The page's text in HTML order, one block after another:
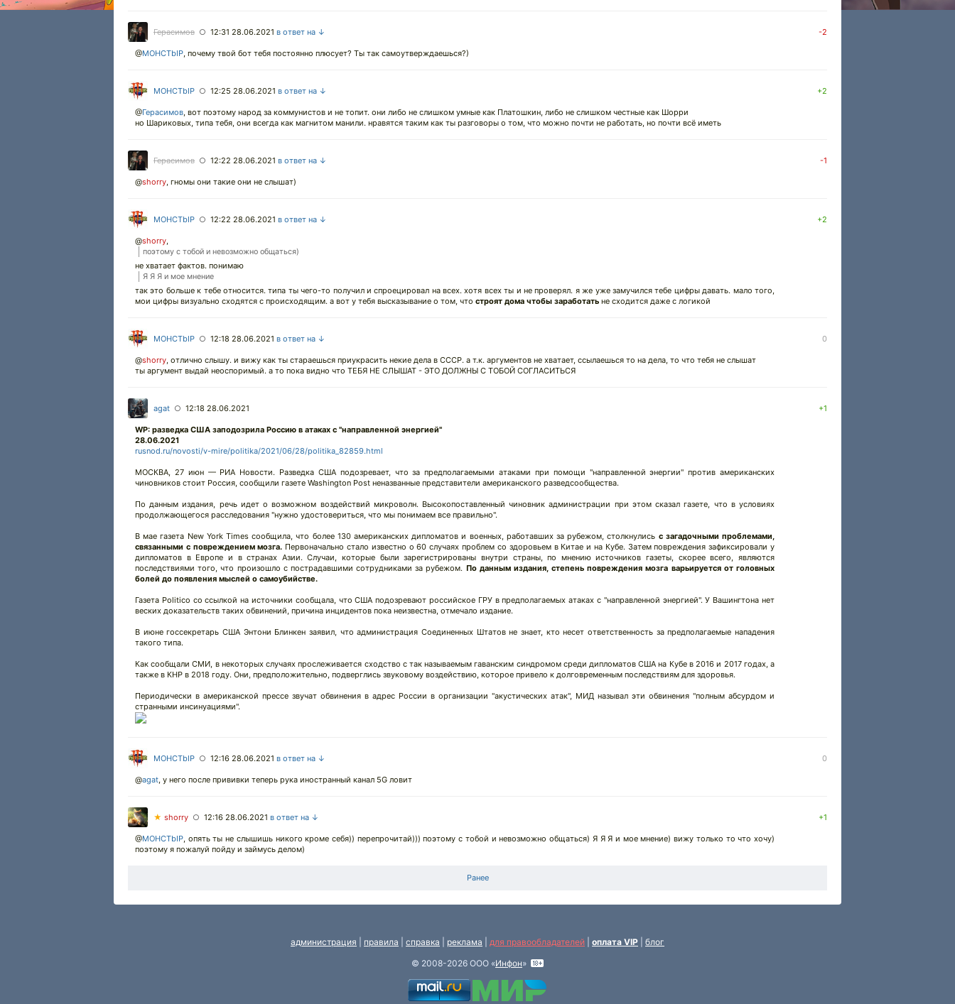
Герасимов ○ 12:31 28.06.2021 в ответ на ↓ -2
@MOHCTbIP, почему твой бот тебя постоянно плюсует? Ты так самоутверждаешься?)
MOHCTbIP ○ 12:25 28.06.2021 в ответ на ↓ +2
@Герасимов, вот поэтому народ за коммунистов и не топит. они либо не слишком умные как Платошкин, либо не слишком честные как Шорри
но Шариковых, типа тебя, они всегда как магнитом манили. нравятся таким как ты разговоры о том, что можно почти не работать, но почти всё иметь
Герасимов ○ 12:22 28.06.2021 в ответ на ↓ -1
@shorry, гномы они такие они не слышат)
MOHCTbIP ○ 12:22 28.06.2021 в ответ на ↓ +2
@shorry,
поэтому с тобой и невозможно общаться)
не хватает фактов. понимаю
Я Я Я и мое мнение
так это больше к тебе относится. типа ты чего-то получил и спроецировал на всех. хотя всех ты и не проверял. я же уже замучился тебе цифры давать. мало того,
мои цифры визуально сходятся с происходящим. а вот у тебя высказывание о том, что строят дома чтобы заработать не сходится даже с логикой
MOHCTbIP ○ 12:18 28.06.2021 в ответ на ↓ 0
@shorry, отлично слышу. и вижу как ты стараешься приукрасить некие дела в СССР. а т.к. аргументов не хватает, ссылаешься то на дела, то что тебя не слышат
ты аргумент выдай неоспоримый. а то пока видно что ТЕБЯ НЕ СЛЫШАТ - ЭТО ДОЛЖНЫ С ТОБОЙ СОГЛАСИТЬСЯ
agat ○ 12:18 28.06.2021 +1
WP: разведка США заподозрила Россию в атаках с "направленной энергией"
28.06.2021
rusnod.ru/novosti/v-mire/politika/2021/06/28/politika_82859.html
МОСКВА, 27 июн — РИА Новости. Разведка США подозревает, что за предполагаемыми атаками при помощи "направленной энергии" против американских
чиновников стоит Россия, сообщили газете Washington Post неназванные представители американского разведсообщества.
По данным издания, речь идет о возможном воздействий микроволн. Высокопоставленный чиновник администрации при этом сказал газете, что в условиях
продолжающегося расследования "нужно удостовериться, что мы понимаем все правильно".
В мае газета New York Times сообщила, что более 130 американских дипломатов и военных, работавших за рубежом, столкнулись с загадочными проблемами,
связанными с повреждением мозга. Первоначально стало известно о 60 случаях проблем со здоровьем в Китае и на Кубе. Затем повреждения зафиксировали у
дипломатов в Европе и в странах Азии. Случаи, которые были зарегистрированы внутри страны, по мнению источников газеты, скорее всего, являются
последствиями того, что произошло с пострадавшими сотрудниками за рубежом. По данным издания, степень повреждения мозга варьируется от головных
болей до появления мыслей о самоубийстве.
Газета Politico со ссылкой на источники сообщала, что США подозревают российское ГРУ в предполагаемых атаках с "направленной энергией". У Вашингтона нет
веских доказательств таких обвинений, причина инцидентов пока неизвестна, отмечало издание.
В июне госсекретарь США Энтони Блинкен заявил, что администрация Соединенных Штатов не знает, кто несет ответственность за предполагаемые нападения
такого типа.
Как сообщали СМИ, в некоторых случаях прослеживается сходство с так называемым гаванским синдромом среди дипломатов США на Кубе в 2016 и 2017 годах, а
также в КНР в 2018 году. Они, предположительно, подверглись звуковому воздействию, которое привело к долговременным последствиям для здоровья.
Периодически в американской прессе звучат обвинения в адрес России в организации "акустических атак", МИД называл эти обвинения "полным абсурдом и
странными инсинуациями".
MOHCTbIP ○ 12:16 28.06.2021 в ответ на ↓ 0
@agat, у него после прививки теперь рука иностранный канал 5G ловит
★ shorry ○ 12:16 28.06.2021 в ответ на ↓ +1
@MOHCTbIP, опять ты не слышишь никого кроме себя)) перепрочитай))) поэтому с тобой и невозможно общаться) Я Я Я и мое мнение) вижу только то что хочу)
поэтому я пожалуй пойду и займусь делом)
Ранее
администрация правила справка реклама для правообладателей оплата VIP
блог
© 2008-2026 ООО «Инфон»